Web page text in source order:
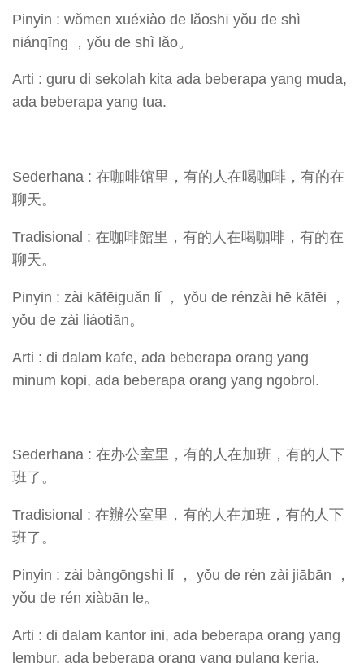
Pinyin : wǒmen xuéxiào de lǎoshī yǒu de shì
niánqīng ，yǒu de shì lǎo。
Arti : guru di sekolah kita ada beberapa yang muda,
ada beberapa yang tua.
Sederhana : 在咖啡馆里，有的人在喝咖啡，有的在
聊天。
Tradisional : 在咖啡館里，有的人在喝咖啡，有的在
聊天。
Pinyin : zài kāfēiguǎn lǐ ， yǒu de rénzài hē kāfēi ，
yǒu de zài liáotiān。
Arti : di dalam kafe, ada beberapa orang yang
minum kopi, ada beberapa orang yang ngobrol.
Sederhana : 在办公室里，有的人在加班，有的人下
班了。
Tradisional : 在辦公室里，有的人在加班，有的人下
班了。
Pinyin : zài bàngōngshì lǐ ， yǒu de rén zài jiābān ，
yǒu de rén xiàbān le。
Arti : di dalam kantor ini, ada beberapa orang yang
lembur, ada beberapa orang yang pulang kerja.